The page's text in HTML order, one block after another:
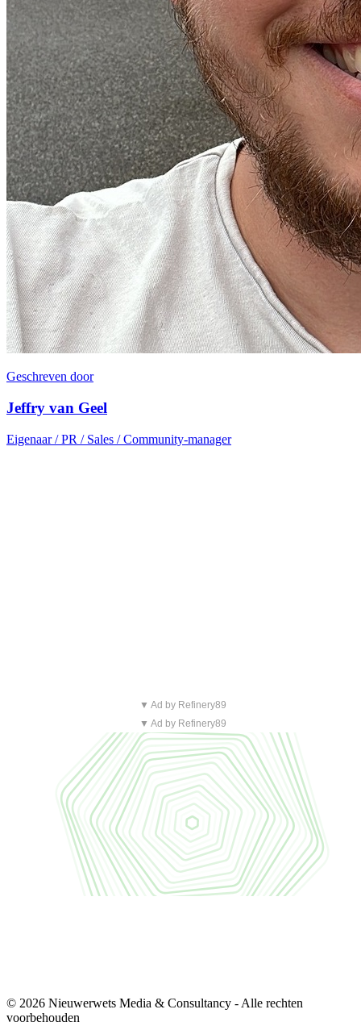
Geschreven door
Jeffry van Geel
Eigenaar / PR / Sales / Community-manager
▼ Ad by Refinery89
▼ Ad by Refinery89
© 2026 Nieuwerwets Media & Consultancy - Alle rechten
voorbehouden